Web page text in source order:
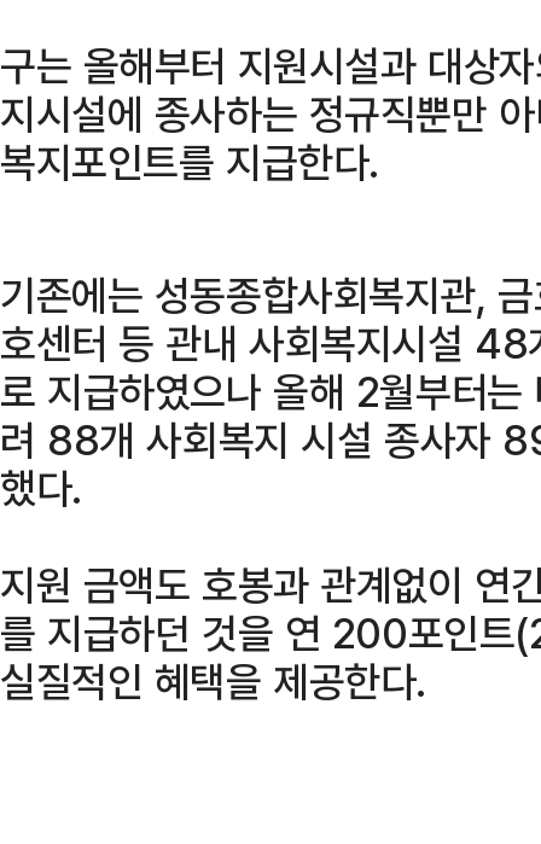
구는 올해부터 지원시설과 대상
지시설에 종사하는 정규직뿐만
복지포인트를 지급한다.
기존에는 성동종합사회복지관,
호센터 등 관내 사회복지시설
로 지급하였으나 올해 2월부터
려 88개 사회복지 시설 종사자
했다.
지원 금액도 호봉과 관계없이
를 지급하던 것을 연 200포인트
실질적인 혜택을 제공한다.